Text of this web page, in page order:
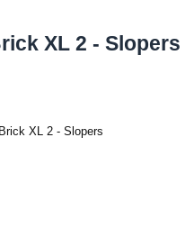
XL 2 - Slopers